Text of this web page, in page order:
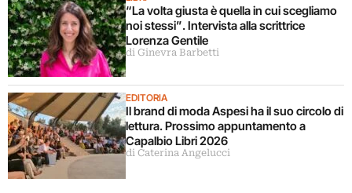
“La volta giusta è quella in cui scegliamo
noi stessi”. Intervista alla scrittrice
Lorenza Gentile
di Ginevra Barbetti
EDITORIA
Il brand di moda Aspesi ha il suo circolo di
lettura. Prossimo appuntamento a
Capalbio Libri 2026
di Caterina Angelucci